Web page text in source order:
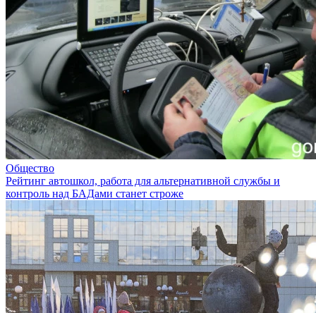
Общество
Рейтинг автошкол, работа для альтернативной службы и
контроль над БАДами станет строже